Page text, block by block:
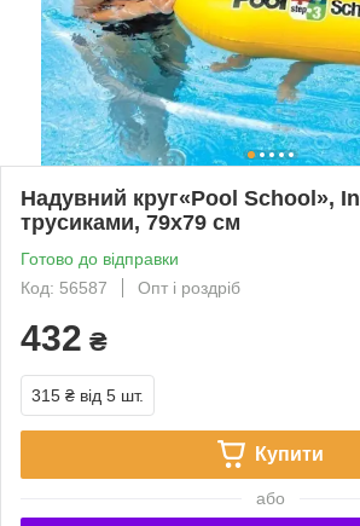
Надувний круг«Pool School»,
трусиками, 79х79 см
Готово до відправки
Код: 56587
Опт і роздріб
432 ₴
315 ₴ від 5 шт.
Купити
або